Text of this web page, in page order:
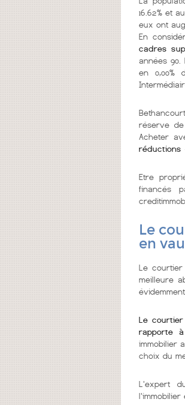
16.62% et
eux ont
En
cadres
années
en 0,00%
réserve de
Acheter
réductions
Etre
financés
Le
en
Le courtier
meilleure
Le
rapporte
immobilier
choix du
L'expert
l'immobilier